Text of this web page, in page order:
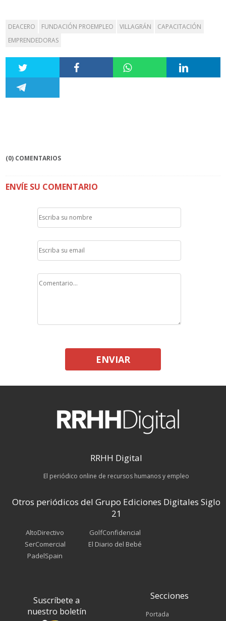
DEACERO FUNDACIÓN PROEMPLEO VILLAGRÁN
CAPACITACIÓN
EMPRENDEDORAS
(0) COMENTARIOS
ENVÍE SU COMENTARIO
ENVIAR
RRHH Digital
El periódico online de recursos humanos y empleo
Otros periódicos del Grupo Ediciones Digitales Siglo
21
AltoDirectivo
SerComercial
PadelSpain
GolfConfidencial
El Diario del Bebé
Suscríbete a
nuestro boletín
Secciones
Portada